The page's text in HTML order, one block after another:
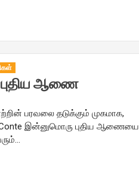
புதிய ஆணை
பரவலை தடுக்கும் முகமாக,
Conte இன்னுமொரு புதிய ஆணையை